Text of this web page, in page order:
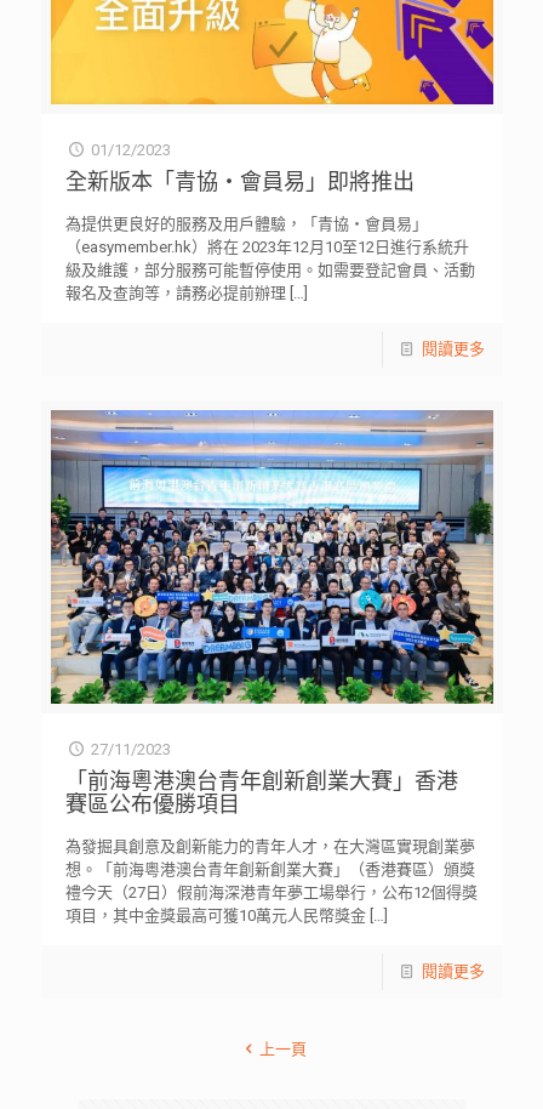
01/12/2023
全新版本「青協・會員易」即將推出
為提供更良好的服務及用戶體驗，「青協・會員易」
（easymember.hk）將在 2023年12月10至12日進行系統升
級及維護，部分服務可能暫停使用。如需要登記會員、活動
報名及查詢等，請務必提前辦理 […]
閱讀更多
27/11/2023
「前海粵港澳台青年創新創業大賽」香港
賽區公布優勝項目
為發掘具創意及創新能力的青年人才，在大灣區實現創業夢
想。「前海粵港澳台青年創新創業大賽」（香港賽區）頒獎
禮今天（27日）假前海深港青年夢工場舉行，公布12個得獎
項目，其中金獎最高可獲10萬元人民幣獎金[…]
閱讀更多
上一頁